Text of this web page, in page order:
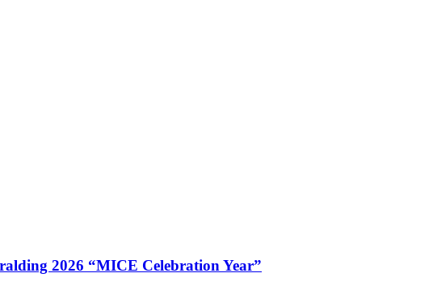
2026 “MICE Celebration Year”